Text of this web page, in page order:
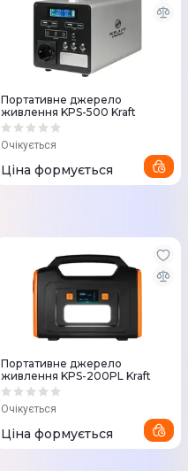
Портативне джерело
живлення KPS-500 Kraft
Очікується
Ціна формується
Портативне джерело
живлення KPS-200PL Kraft
Очікується
Ціна формується